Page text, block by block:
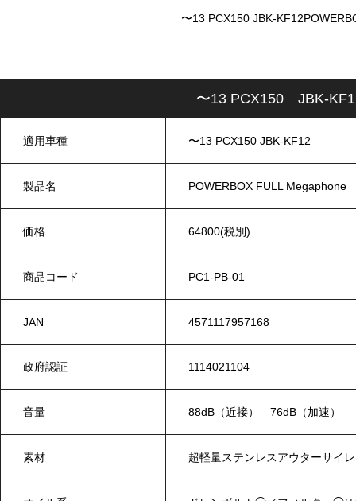
〜13 PCX150 JBK-
〜13 PCX150 JBK-
適用車種 〜13 PCX150 JBK-KF12
製品名 POWERBOX FULL Megaphone
価格 64800(税別)
商品コード PC1-PB-01
JAN 4571117957168
政府認証 1114021104
音量 88dB（近接） 76dB（加速）
素材 超軽量ステンレスアウターサイ